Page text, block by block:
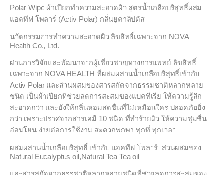
Polar Wipe ผ้าเปียกทำความสะอาดผิว สูตรน้ำเกลือบริสุทธิ์ผสม
แอคทีฟ โพลาร์ (Activ Polar) กลิ่นยูคาลิปตัส
นวัตกรรมการทำความสะอาดผิว ลิขสิทธิ์เฉพาะจาก NOVA
Health Co., Ltd.
ผ่านการวิจัยและพัฒนาจากผู้เชี่ยวชาญทางการแพทย์ ลิขสิทธิ์
เฉพาะจาก NOVA HEALTH ที่ผสมผสานน้ำเกลือบริสุทธิ์เข้ากับ
Activ Polar และส่วนผสมของสารสกัดจากธรรมชาติหลากหลาย
ชนิด เป็นผ้าเปียกที่ช่วยลดการสะสมของแบคทีเรีย ให้ความรู้สึก
สะอาดกว่า และยังให้กลิ่นหอมสดชื่นที่ไม่เหมือนใคร ปลอดภัยยิ่ง
กว่า เพราะปราศจากสารเคมี 10 ชนิด ที่ทำร้ายผิว ให้ความชุ่มชื่น
อ่อนโยน ง่ายต่อการใช้งาน สะดวกพกพา ทุกที่ ทุกเวลา
ผสมผสานน้ำเกลือบริสุทธิ์ เข้ากับ แอคทีฟ โพลาร์ ส่วนผสมของ
Natural Eucalyptus oil,Natural Tea Tea oil